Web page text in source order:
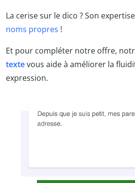
La cerise sur le dico ? Son
noms propres !
Et pour compléter notre offre,
textevous aide à améliorer la
expression.